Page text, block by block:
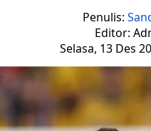
Penulis:
Editor:
Selasa, 13 Des